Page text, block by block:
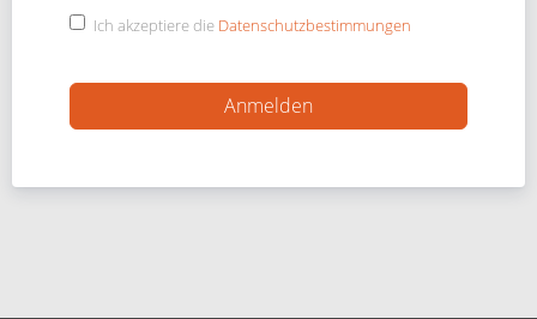
Ich akzeptiere die Datenschutzbestimmungen